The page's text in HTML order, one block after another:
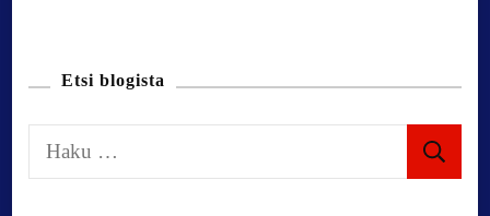
t
i
Etsi blogista
a